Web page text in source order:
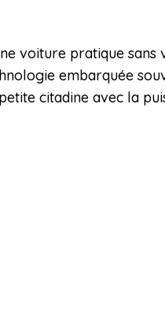
voiture pratique sans
embarquée
citadine avec la